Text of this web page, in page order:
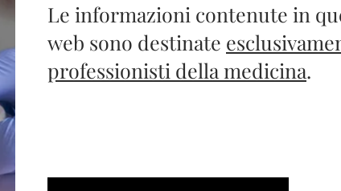
Le informazioni contenute in
web sono destinate
professionisti della medicina.